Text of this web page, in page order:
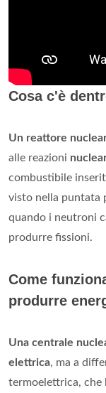
Cosa c'è
Un reattore
alle reazioni
combustibile
visto nella puntata
quando i neutroni
produrre fissioni.
Come
produrre
Una centrale
elettrica, ma a
termoelettrica, che